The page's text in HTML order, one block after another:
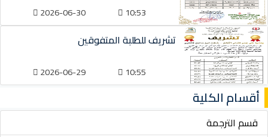
10:53
2026-06-30
تشريف للطلبة المتفوقين
10:55
2026-06-29
أقسام الكلية
قسم الترجمة